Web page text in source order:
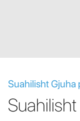
Suahilisht Gjuha